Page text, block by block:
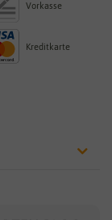
Vorkasse
Kreditkarte